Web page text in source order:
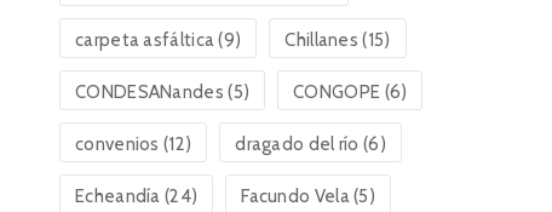
carpeta asfáltica(9) Chillanes (15)
CONDESANandes (5) CONGOPE (6)
convenios (12) dragado del río (6)
Echeandía (24) Facundo Vela(5)